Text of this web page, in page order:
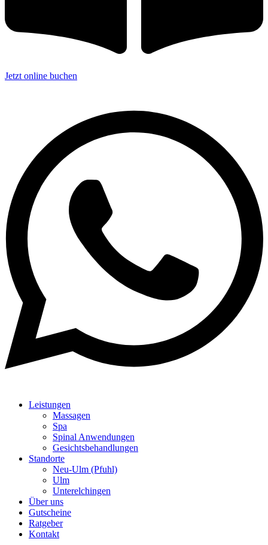
Jetzt online buchen
Leistungen
Massagen
Spa
Spinal Anwendungen
Gesichtsbehandlungen
Standorte
Neu-Ulm (Pfuhl)
Ulm
Unterelchingen
Über uns
Gutscheine
Ratgeber
Kontakt